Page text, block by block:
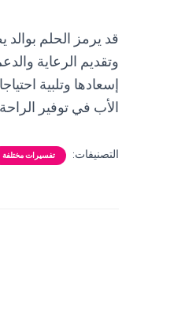
قد يرمز الحلم بوالد
وتقديم الرعاية
إسعادها وتلبية
الأب في توفير
التصنيفات: تفسيرات مختلفة